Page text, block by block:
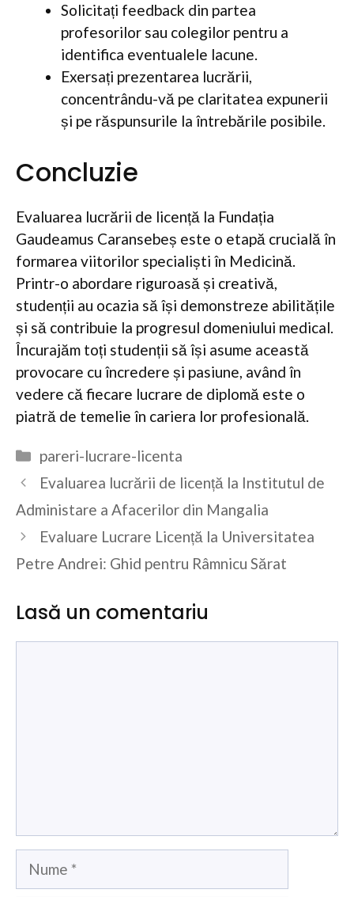
Solicitați feedback din partea
profesorilor sau colegilor pentru a
identifica eventualele lacune.
Exersați prezentarea lucrării,
concentrându-vă pe claritatea expunerii
și pe răspunsurile la întrebările posibile.
Concluzie
Evaluarea lucrării de licență la Fundația
Gaudeamus Caransebeș este o etapă crucială în
formarea viitorilor specialiști în Medicină.
Printr-o abordare riguroasă și creativă,
studenții au ocazia să își demonstreze abilitățile
și să contribuie la progresul domeniului medical.
Încurajăm toți studenții să își asume această
provocare cu încredere și pasiune, având în
vedere că fiecare lucrare de diplomă este o
piatră de temelie în cariera lor profesională.
Categorii
pareri-lucrare-licenta
Evaluarea lucrării de licență la Institutul de
Administare a Afacerilor din Mangalia
Evaluare Lucrare Licență la Universitatea
Petre Andrei: Ghid pentru Râmnicu Sărat
Lasă un comentariu
Nume